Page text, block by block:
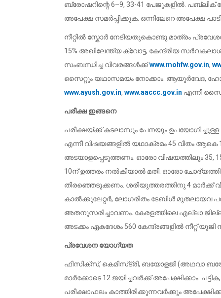
ബ്രോഷറിന്റെ 6–9, 33-41 പേജുകളിൽ.
അപേക്ഷ സമർപ്പിക്കുക. ഒന്നിലേറെ അപേക്ഷ
നീറ്റിൽ സ്കോർ നേടിയതുകൊണ്ടു മാത്രം
15% അ‌ഖിലേന്ത്യ ക്വോട്ട, കേന്ദ്രീയ
സംബന്ധിച്ച വിവരങ്ങൾക്ക്www.mohfw.gov.in,
സൈറ്റും യഥാസമയം നോക്കാം. ആയുർവേദ,
www.ayush.gov.in, www.aaccc.gov.in എന്നീ
പരീക്ഷ ഇങ്ങനെ
പരീക്ഷയ്ക്ക് കടലാസും പേനയും ഉപയോഗിച്ചുള്ള
എന്നീ വിഷയങ്ങളിൽ യഥാക്രമം 45 വീതം ആകെ
അടയാളപ്പെടുത്തണം. ഓരോ വിഷയത്തിലും 35,
10ന് ഉത്തരം നൽകിയാൽ മതി. ഓരോ
തിരഞ്ഞെടുക്കണം. ശരിയുത്തരത്തിനു 4 മാർക്ക്
കാൽക്കുലേറ്റർ, ലോഗരിതം ടേബിൾ മുതലായവ
അതനുസരിച്ചാവണം. കേരളത്തിലെ എല്ലാ
അടക്കം ഏകദേശം 560 കേന്ദ്രങ്ങളിൽ നീറ്റ് യുജി
പ്രവേശന യോഗ്യത
ഫിസിക്‌സ്, കെമിസ്‌ട്രി, ബയോളജി (അഥവാ
മാർക്കോടെ 12 ജയിച്ചവർക്ക് അപേക്ഷിക്കാം.
പരീക്ഷാഫലം കാത്തിരിക്കുന്നവർക്കും